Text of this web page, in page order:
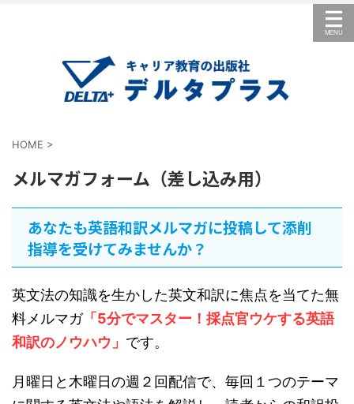
HOME >
メルマガフォーム（差し込み用）
あなたも英語和訳メルマガに投稿して添削
指導を受けてみませんか？
英文法の知識を生かした英文和訳に焦点を当てた無
料メルマガ「5分でマスター！採点官ウケする英語
和訳のノウハウ」 です。
月曜日と木曜日の週２回配信で、毎回１つのテーマ